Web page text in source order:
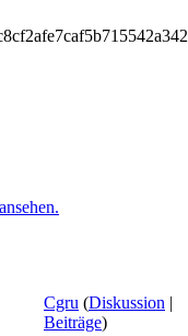
Cgru (Diskussion |
Beiträge)